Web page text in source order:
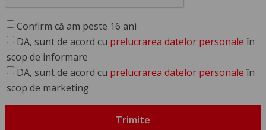
Confirm că am peste 16 ani
DA, sunt de acord cu prelucrarea datelor personale în
scop de informare
DA, sunt de acord cu prelucrarea datelor personale în
scop de marketing
Trimite